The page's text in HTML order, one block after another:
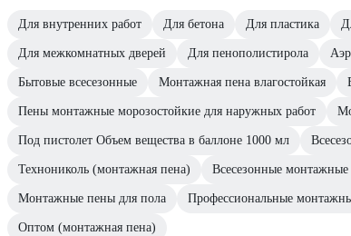
Для внутренних работ Для бетона Для пластика
Для межкомнатных дверей Для пенополистирола
Бытовые всесезонные Монтажная пена влагостойкая
Пены монтажные морозостойкие для наружных работ
Под пистолет Объем вещества в баллоне 1000 мл
Технониколь (монтажная пена) Всесезонные
Монтажные пены для пола Профессиональные
Оптом (монтажная пена)